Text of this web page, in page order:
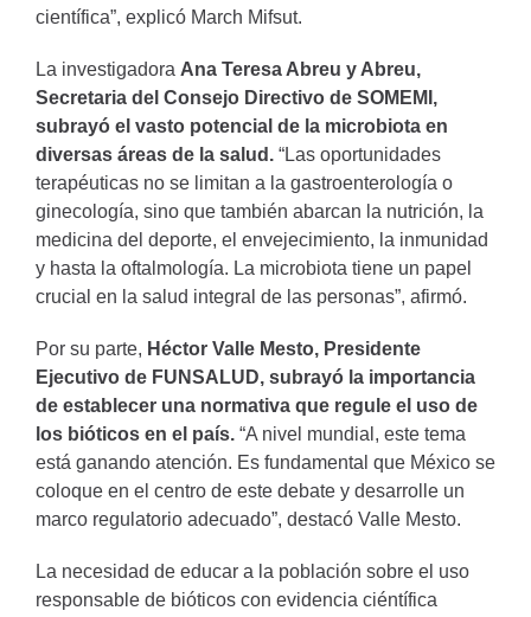
científica”, explicó March Mifsut.
La investigadora Ana Teresa Abreu y Abreu,
Secretaria del Consejo Directivo de SOMEMI,
subrayó el vasto potencial de la microbiota en
diversas áreas de la salud. “Las oportunidades
terapéuticas no se limitan a la gastroenterología o
ginecología, sino que también abarcan la nutrición, la
medicina del deporte, el envejecimiento, la inmunidad
y hasta la oftalmología. La microbiota tiene un papel
crucial en la salud integral de las personas”, afirmó.
Por su parte, Héctor Valle Mesto, Presidente
Ejecutivo de FUNSALUD, subrayó la importancia
de establecer una normativa que regule el uso de
los bióticos en el país. “A nivel mundial, este tema
está ganando atención. Es fundamental que México se
coloque en el centro de este debate y desarrolle un
marco regulatorio adecuado”, destacó Valle Mesto.
La necesidad de educar a la población sobre el uso
responsable de bióticos con evidencia ciéntífica